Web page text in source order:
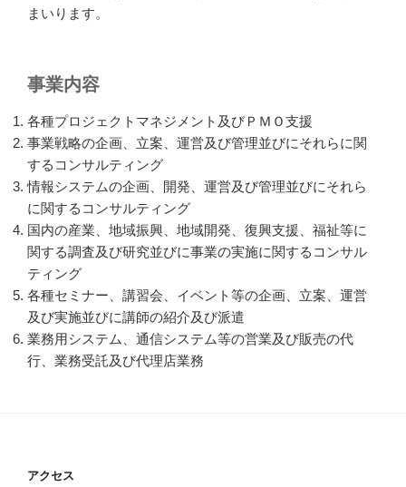
まいります。
事業内容
各種プロジェクトマネジメント及びＰＭＯ支援
事業戦略の企画、立案、運営及び管理並びにそれらに関
するコンサルティング
情報システムの企画、開発、運営及び管理並びにそれら
に関するコンサルティング
国内の産業、地域振興、地域開発、復興支援、福祉等に
関する調査及び研究並びに事業の実施に関するコンサル
ティング
各種セミナー、講習会、イベント等の企画、立案、運営
及び実施並びに講師の紹介及び派遣
業務用システム、通信システム等の営業及び販売の代
行、業務受託及び代理店業務
アクセス